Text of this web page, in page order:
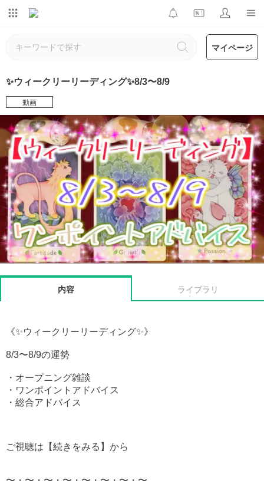
マイページ
✨ウィークリーリーディング✨8/3〜8/9
動画
内容 ライブラリ
《✨ウィークリーリーディング✨》
8/3〜8/9の運勢
・オープニング雑談
・ワンポイントアドバイス
・総合アドバイス
ご視聴は【続きをみる】から
〜・〜・〜・〜・〜・〜・〜・〜